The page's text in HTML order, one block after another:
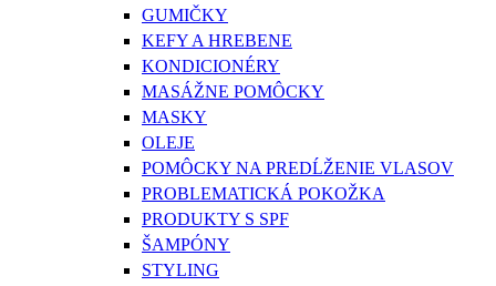
GUMIČKY
KEFY A HREBENE
KONDICIONÉRY
MASÁŽNE POMÔCKY
MASKY
OLEJE
POMÔCKY NA PREDĹŽENIE VLASOV
PROBLEMATICKÁ POKOŽKA
PRODUKTY S SPF
ŠAMPÓNY
STYLING